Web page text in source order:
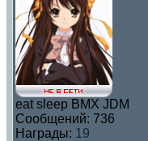
eat sleep BMX JDM
Сообщений: 736
Награды: 19